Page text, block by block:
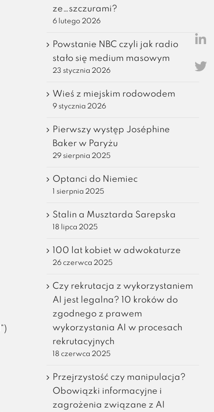
ze…szczurami?
6 lutego 2026
Powstanie NBC czyli jak radio
stało się medium masowym
23 stycznia 2026
Wieś z miejskim rodowodem
9 stycznia 2026
Pierwszy występ Joséphine
Baker w Paryżu
29 sierpnia 2025
Optanci do Niemiec
1 sierpnia 2025
Stalin a Musztarda Sarepska
18 lipca 2025
100 lat kobiet w adwokaturze
26 czerwca 2025
Czy rekrutacja z wykorzystaniem
AI jest legalna? 10 kroków do
zgodnego z prawem
wykorzystania AI w procesach
rekrutacyjnych
18 czerwca 2025
Przejrzystość czy manipulacja?
Obowiązki informacyjne i
zagrożenia związane z AI